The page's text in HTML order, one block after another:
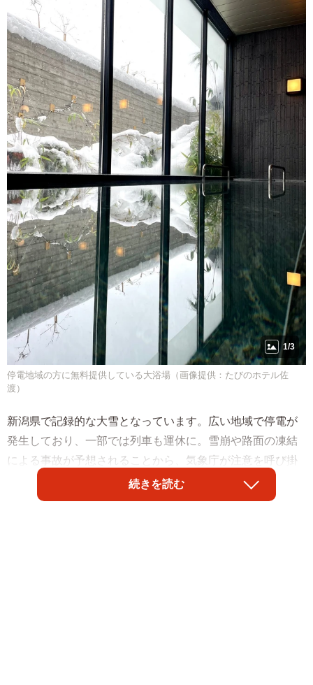
1/3
停電地域の方に無料提供している大浴場（画像提供：たびのホテル佐
渡）
新潟県で記録的な大雪となっています。広い地域で停電が
発生しており、一部では列車も運休に。雪崩や路面の凍結
による事故が予想されることから、気象庁が注意を呼び掛
続きを読む